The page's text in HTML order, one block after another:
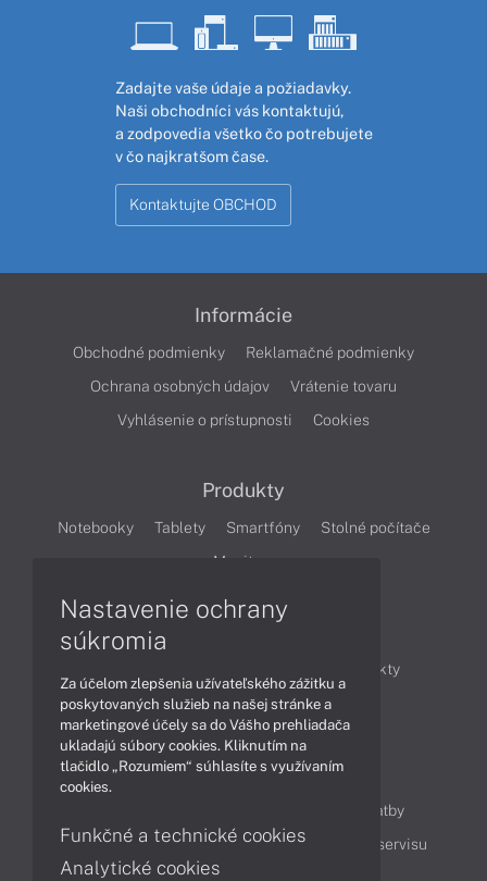
Zadajte vaše údaje a požiadavky.
Naši obchodníci vás kontaktujú,
a zodpovedia všetko čo potrebujete
v čo najkratšom čase.
Kontaktujte OBCHOD
Informácie
Obchodné podmienky
Reklamačné podmienky
Ochrana osobných údajov
Vrátenie tovaru
Vyhlásenie o prístupnosti
Cookies
Produkty
Notebooky Tablety Smartfóny
Stolné počítače
Monitory
Produkty
Technológie
Videá
Obsah
Možnosti doručenia a platby
Podpora a servis
Servisné služby Cenník servisu
Nastavenie ochrany
súkromia
Za účelom zlepšenia užívateľského zážitku a
poskytovaných služieb na našej stránke a
marketingové účely sa do Vášho prehliadača
ukladajú súbory cookies. Kliknutím na
tlačidlo „Rozumiem“ súhlasíte s využívaním
cookies.
Funkčné a technické cookies
Analytické cookies